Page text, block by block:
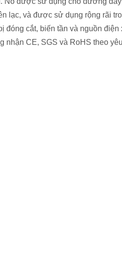
lạc, và được sử dụng rộng rãi
đóng cắt, biến tần và nguồn điện
nhận CE, SGS và RoHS theo